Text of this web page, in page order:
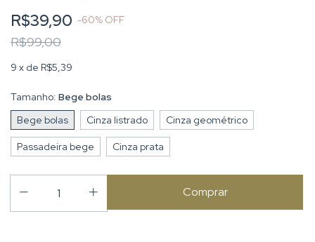
R$39,90 -60% OFF
R$99,00
9 x de R$5,39
Tamanho: Bege bolas
Bege bolas
Cinza listrado Cinza geométrico
Passadeira bege Cinza prata